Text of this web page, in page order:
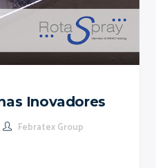
Inovadores
Febratex Group